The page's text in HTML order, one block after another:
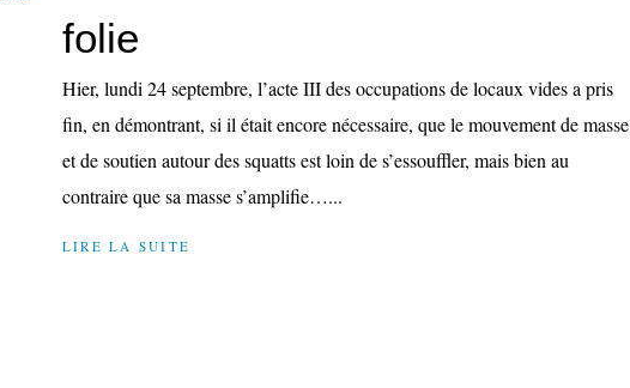
folie
Hier, lundi 24 septembre, l’acte III des occupations de locaux vides a pris
fin, en démontrant, si il était encore nécessaire, que le mouvement de masse
et de soutien autour des squatts est loin de s’essouffler, mais bien au
contraire que sa masse s’amplifie…...
LIRE LA SUITE